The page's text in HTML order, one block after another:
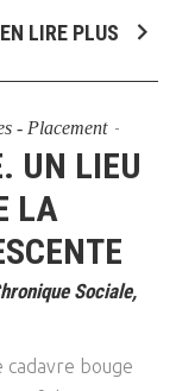
EN LIRE PLUS
- Placement
UN LIEU
LA
Sociale,
cadavre bouge